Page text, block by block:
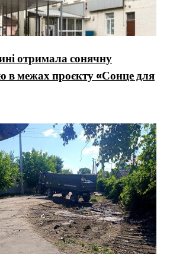
отримала сонячну
в межах проєкту «Сонце для